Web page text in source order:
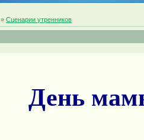
»Сценарии утренников
День